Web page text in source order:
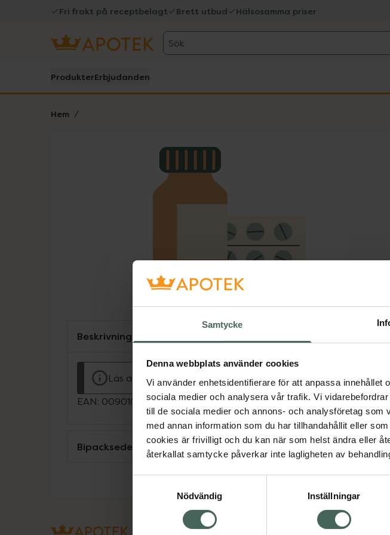
Samtycke
Denna webbplats använder cookies
Vi använder enhetsidentifierare för att anpassa innehållet
sociala medier och analysera vår trafik. Vi
till de sociala medier och annons- och analysföretag
med annan information som du har tillhandahållit eller
cookies är frivilligt och du kan när som helst ändra eller
återkallat samtycke påverkar inte lagligheten av
Nödvändig
Inställningar
Fri frakt på receptbelagt Brett utbud Hälsosamma priser
Sök
ProdukterErbjudanden
Hem
Lista: . Innehåller 1 objekt.
Beskrivning
Läs alltid bipacksedeln innan användning.
EAN: 00901045300133
Bipacksedel från FASS Visa